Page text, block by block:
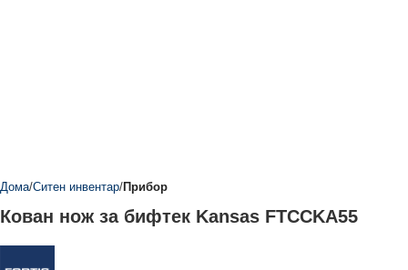
Дома Ситен инвентар Прибор
Кован нож за бифтек Kansas FTCCKA55